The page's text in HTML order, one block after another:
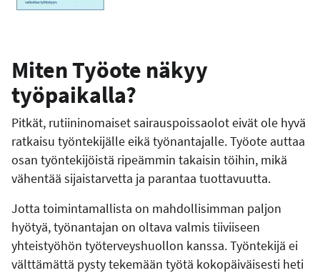
Miten Työote näkyy
työpaikalla?
Pitkät, rutiininomaiset sairauspoissaolot eivät ole hyvä
ratkaisu työntekijälle eikä työnantajalle. Työote auttaa
osan työntekijöistä ripeämmin takaisin töihin, mikä
vähentää sijaistarvetta ja parantaa tuottavuutta.
Jotta toimintamallista on mahdollisimman paljon
hyötyä, työnantajan on oltava valmis tiiviiseen
yhteistyöhön työterveyshuollon kanssa. Työntekijä ei
välttämättä pysty tekemään työtä kokopäiväisesti heti